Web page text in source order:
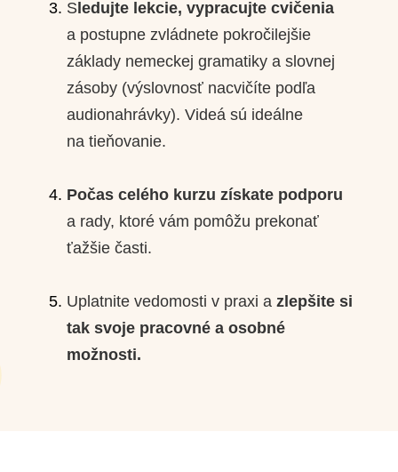
Sledujte lekcie, vypracujte cvičenia
a postupne zvládnete pokročilejšie
základy nemeckej gramatiky a slovnej
zásoby (výslovnosť nacvičíte podľa
audionahrávky). Videá sú ideálne
na tieňovanie.
Počas celého kurzu získate podporu
a rady, ktoré vám pomôžu prekonať
ťažšie časti.
Uplatnite vedomosti v praxi a zlepšite si
tak svoje pracovné a osobné
možnosti.